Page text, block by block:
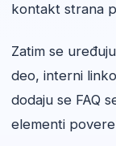
kontakt strana
Zatim se
deo, interni
dodaju se FAQ
elementi